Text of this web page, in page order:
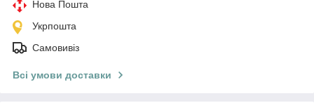
Нова Пошта
Укрпошта
Самовивіз
Всі умови доставки